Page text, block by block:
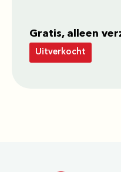
Gratis, alleen
Uitverkocht